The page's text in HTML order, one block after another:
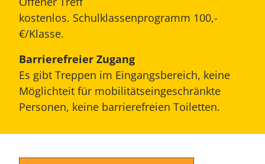
kostenlos. Schulklassenprogramm 100,-
€/Klasse.
Barrierefreier Zugang
Es gibt Treppen im Eingangsbereich, keine
Möglichteit für mobilitätseingeschränkte
Personen, keine barrierefreien Toiletten.